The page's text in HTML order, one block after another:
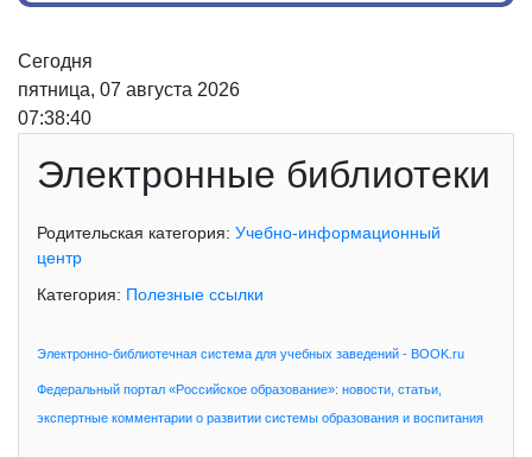
Сегодня
пятница, 07 августа 2026
07:38:40
Электронные библиотеки
Родительская категория: Учебно-информационный
центр
Категория: Полезные ссылки
Электронно-библиотечная система для учебных заведений - BOOK.ru
Федеральный портал «Российское образование»: новости, статьи,
экспертные комментарии о развитии системы образования и воспитания